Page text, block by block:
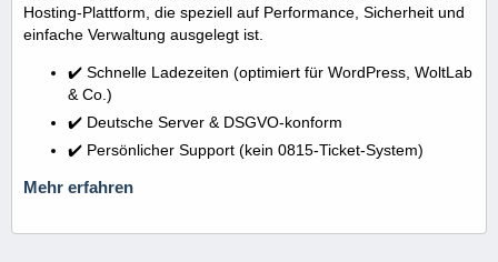
Hosting-Plattform, die speziell auf Performance, Sicherheit und
einfache Verwaltung ausgelegt ist.
✔️ Schnelle Ladezeiten (optimiert für WordPress, WoltLab
& Co.)
✔️ Deutsche Server & DSGVO-konform
✔️ Persönlicher Support (kein 0815-Ticket-System)
Mehr erfahren